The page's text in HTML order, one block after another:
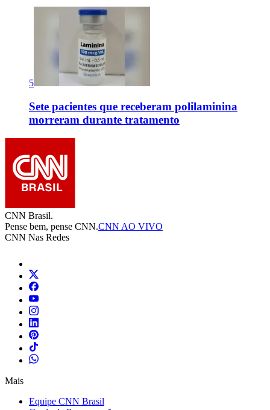
5
Sete pacientes que receberam polilaminina
morreram durante tratamento
CNN Brasil.
Pense bem, pense CNN.CNN AO VIVO
CNN Nas Redes
Mais
Equipe CNN Brasil